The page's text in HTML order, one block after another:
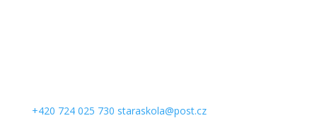
+420 724 025 730 staraskola@post.cz